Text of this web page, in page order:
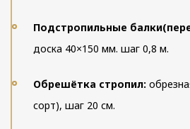
Подстропильные
доска 40×150 мм. шаг 0,8 м.
Обрешётка стропил:
сорт), шаг 20 см.